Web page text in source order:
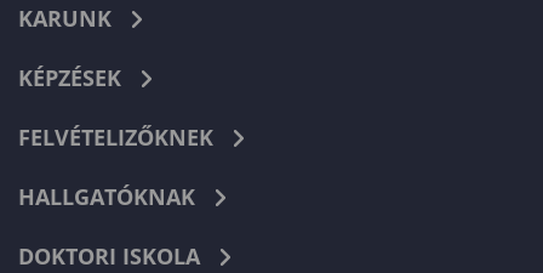
KARUNK
KÉPZÉSEK
FELVÉTELIZŐKNEK
HALLGATÓKNAK
DOKTORI ISKOLA